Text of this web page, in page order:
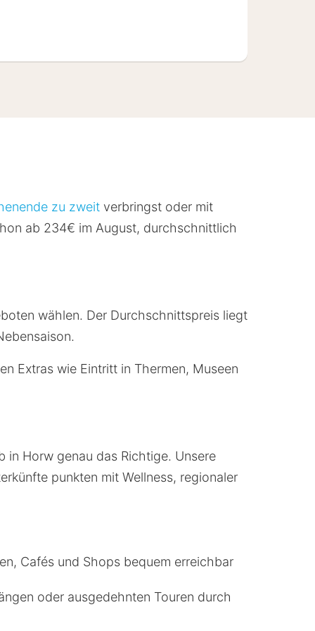
zu zweit verbringst oder mit
ab 234€ im August, durchschnittlich
wählen. Der Durchschnittspreis liegt
Extras wie Eintritt in Thermen, Museen
in Horw genau das Richtige. Unsere
punkten mit Wellness, regionaler
Cafés und Shops bequem erreichbar
oder ausgedehnten Touren durch